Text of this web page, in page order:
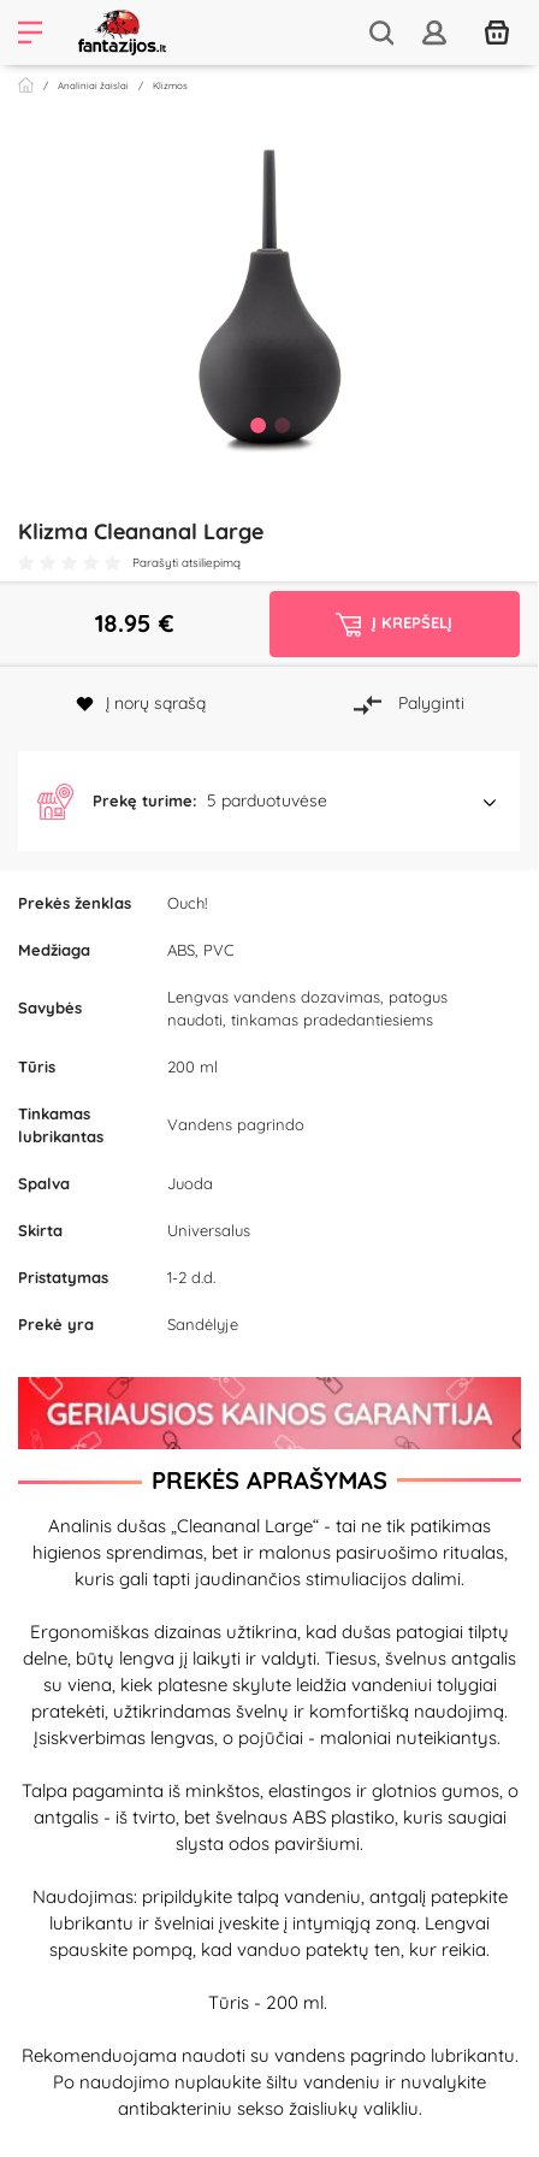
Analiniai žaislai Klizmos
Klizma Cleananal Large
Parašyti atsiliepimą
Prekės ženklas Ouch!
Medžiaga ABS, PVC
Savybės
Lengvas vandens dozavimas, patogus
naudoti, tinkamas pradedantiesiems
Tūris 200 ml
Tinkamas
lubrikantas
Vandens pagrindo
Spalva Juoda
Skirta Universalus
Pristatymas 1-2 d.d.
Prekė yra Sandėlyje
18.95 € Į KREPŠELĮ
Į norų sąrašą Palyginti
Prekę turime: 5 parduotuvėse
PREKĖS APRAŠYMAS
Analinis dušas „Cleananal Large“ - tai ne tik patikimas
higienos sprendimas, bet ir malonus pasiruošimo ritualas,
kuris gali tapti jaudinančios stimuliacijos dalimi.
Ergonomiškas dizainas užtikrina, kad dušas patogiai tilptų
delne, būtų lengva jį laikyti ir valdyti. Tiesus, švelnus antgalis
su viena, kiek platesne skylute leidžia vandeniui tolygiai
pratekėti, užtikrindamas švelnų ir komfortišką naudojimą.
Įsiskverbimas lengvas, o pojūčiai - maloniai nuteikiantys.
Talpa pagaminta iš minkštos, elastingos ir glotnios gumos, o
antgalis - iš tvirto, bet švelnaus ABS plastiko, kuris saugiai
slysta odos paviršiumi.
Naudojimas: pripildykite talpą vandeniu, antgalį patepkite
lubrikantu ir švelniai įveskite į intymiąją zoną. Lengvai
spauskite pompą, kad vanduo patektų ten, kur reikia.
Tūris - 200 ml.
Rekomenduojama naudoti su vandens pagrindo lubrikantu.
Po naudojimo nuplaukite šiltu vandeniu ir nuvalykite
antibakteriniu sekso žaisliukų valikliu.